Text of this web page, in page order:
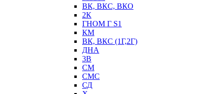
ВК, ВКС, ВКО
2К
ГНОМ Г S1
КМ
ВК, ВКС (1Г,2Г)
ДНА
3В
СМ
СМС
СД